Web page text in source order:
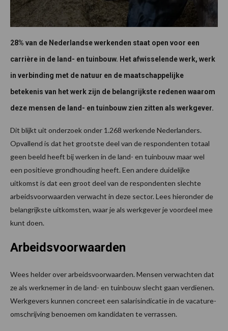
28% van de Nederlandse werkenden staat open voor een
carrière in de land- en tuinbouw. Het afwisselende werk, werk
in verbinding met de natuur en de maatschappelijke
betekenis van het werk zijn de belangrijkste redenen waarom
deze mensen de land- en tuinbouw zien zitten als werkgever.
Dit blijkt uit onderzoek onder 1.268 werkende Nederlanders.
Opvallend is dat het grootste deel van de respondenten totaal
geen beeld heeft bij werken in de land- en tuinbouw maar wel
een positieve grondhouding heeft. Een andere duidelijke
uitkomst is dat een groot deel van de respondenten slechte
arbeidsvoorwaarden verwacht in deze sector. Lees hieronder de
belangrijkste uitkomsten, waar je als werkgever je voordeel mee
kunt doen.
Arbeidsvoorwaarden
Wees helder over arbeidsvoorwaarden. Mensen verwachten dat
ze als werknemer in de land- en tuinbouw slecht gaan verdienen.
Werkgevers kunnen concreet een salarisindicatie in de vacature-
omschrijving benoemen om kandidaten te verrassen.